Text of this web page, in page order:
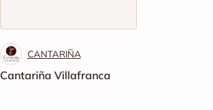
CANTARIÑA
Cantariña Villafranca